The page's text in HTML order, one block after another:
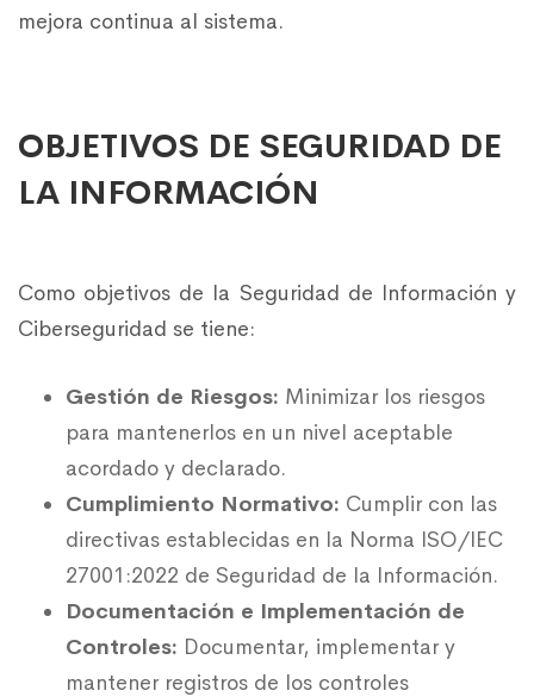
mejora continua al sistema.
OBJETIVOS DE SEGURIDAD DE
LA INFORMACIÓN
Como objetivos de la Seguridad de Información y
Ciberseguridad se tiene:
Gestión de Riesgos: Minimizar los riesgos
para mantenerlos en un nivel aceptable
acordado y declarado.
Cumplimiento Normativo: Cumplir con las
directivas establecidas en la Norma ISO/IEC
27001:2022 de Seguridad de la Información.
Documentación e Implementación de
Controles: Documentar, implementar y
mantener registros de los controles